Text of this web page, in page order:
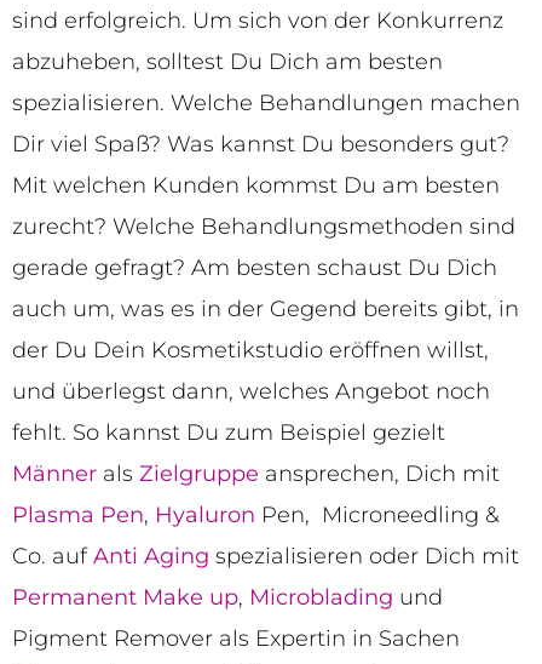
sind erfolgreich. Um sich von der Konkurrenz
abzuheben, solltest Du Dich am besten
spezialisieren. Welche Behandlungen machen
Dir viel Spaß? Was kannst Du besonders gut?
Mit welchen Kunden kommst Du am besten
zurecht? Welche Behandlungsmethoden sind
gerade gefragt? Am besten schaust Du Dich
auch um, was es in der Gegend bereits gibt, in
der Du Dein Kosmetikstudio eröffnen willst,
und überlegst dann, welches Angebot noch
fehlt. So kannst Du zum Beispiel gezielt
Männer als Zielgruppe ansprechen, Dich mit
Plasma Pen, Hyaluron Pen, Microneedling &
Co. aufAnti Aging spezialisieren oder Dich mit
Permanent Make up, Microblading und
Pigment Remover als Expertin in Sachen